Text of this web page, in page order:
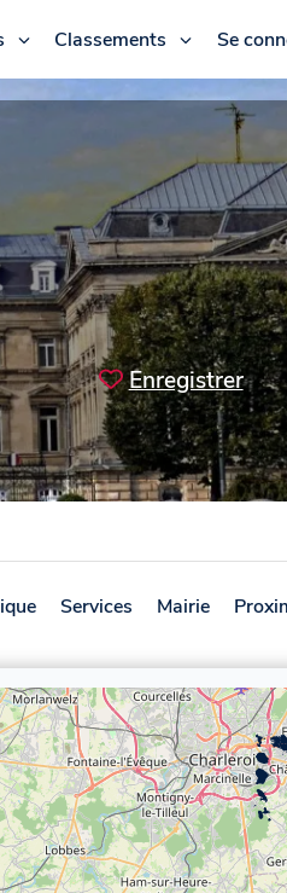
Classements Se
Enregistrer
Services Mairie